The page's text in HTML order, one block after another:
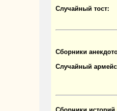
Случайный тост:
Сборники
Случайный